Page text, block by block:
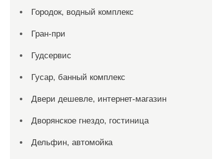
Городок, водный комплекс
Гран-при
Гудсервис
Гусар, банный комплекс
Двери дешевле, интернет-магазин
Дворянское гнездо, гостиница
Дельфин, автомойка